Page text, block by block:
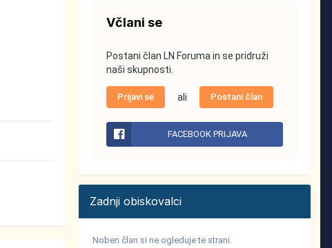
Včlani se
Postani član LN Foruma in se pridruži
naši skupnosti.
Prijavi se ali Postani član
FACEBOOK PRIJAVA
Zadnji obiskovalci
Noben član si ne ogleduje te strani.